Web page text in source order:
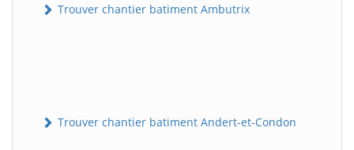
Trouver chantier batiment Ambutrix
Trouver chantier batiment Andert-et-Condon